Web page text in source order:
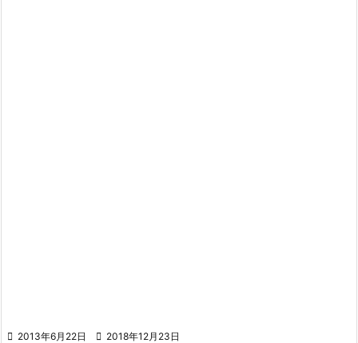
 2013年6月22日  2018年12月23日